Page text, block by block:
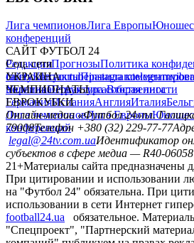
Лига чемпионовЛига Европы
конференций
САЙТ ФУТБОЛ 24
РедакцияПрогнозыПолитика
сайтуКонтактыПравила
политикаСтруктура собственности
Соц. сети
facebookxyoutubeinstagramtelegramviber
УКРАИНА
УкраинаПервая лигаВторая лига
ЧЕМПИОНАТЫ
ГерманияИспанияАнглияИталия
ЕВРОКУБКИ
Лига чемпионовЛига Европы
конференций
Онлайн-медиа «Футбол 24»пл.
79008Телефон +380 (32) 229-77-77
legal@24tv.com.uaИдентификатор
субъектов в сфере медиа — R40-06058
21+Материалы сайта предназначены
При цитировании и использовании
на "Футбол 24" обязательна. При
использовании в сети Интернет
football24.ua
обязательное.
"Спецпроект", "Партнерский